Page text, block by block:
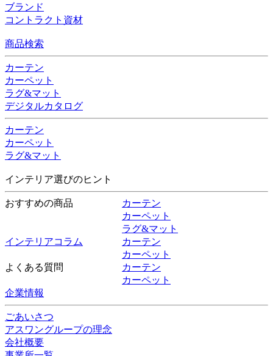
ブランド
コントラクト資材
商品検索
カーテン
カーペット
ラグ&マット
デジタルカタログ
カーテン
カーペット
ラグ&マット
インテリア選びのヒント
おすすめの商品
カーテン
カーペット
ラグ&マット
インテリアコラム
カーテン
カーペット
よくある質問
カーテン
カーペット
企業情報
ごあいさつ
アスワングループの理念
会社概要